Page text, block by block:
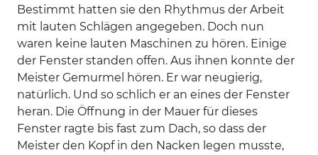
Bestimmt hatten sie den Rhythmus der Arbeit
mit lauten Schlägen angegeben. Doch nun
waren keine lauten Maschinen zu hören. Einige
der Fenster standen offen. Aus ihnen konnte der
Meister Gemurmel hören. Er war neugierig,
natürlich. Und so schlich er an eines der Fenster
heran. Die Öffnung in der Mauer für dieses
Fenster ragte bis fast zum Dach, so dass der
Meister den Kopf in den Nacken legen musste,